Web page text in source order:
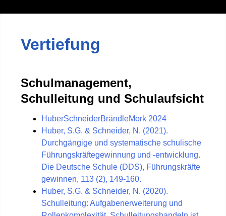
Vertiefung
Schulmanagement,
Schulleitung und Schulaufsicht
HuberSchneiderBrändleMork 2024
Huber, S.G. & Schneider, N. (2021).
Durchgängige und systematische schulische
Führungskräftegewinnung und -entwicklung.
Die Deutsche Schule (DDS), Führungskräfte
gewinnen, 113 (2), 149-160.
Huber, S.G. & Schneider, N. (2020).
Schulleitung: Aufgabenerweiterung und